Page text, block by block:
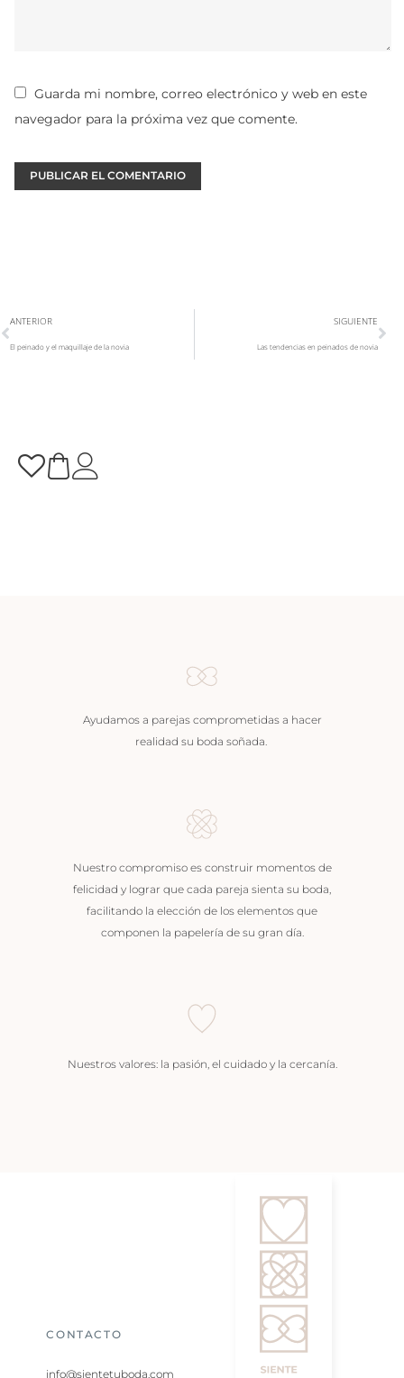
Guarda mi nombre, correo electrónico y web en este
navegador para la próxima vez que comente.
ANTERIOR
El peinado y el maquillaje de la novia
SIGUIENTE
Las tendencias en peinados de novia
Ayudamos a parejas comprometidas a hacer
realidad su boda soñada.
Nuestro compromiso es construir momentos de
felicidad y lograr que cada pareja sienta su boda,
facilitando la elección de los elementos que
componen la papelería de su gran día.
Nuestros valores: la pasión, el cuidado y la cercanía.
CONTACTO
info@sientetuboda.com